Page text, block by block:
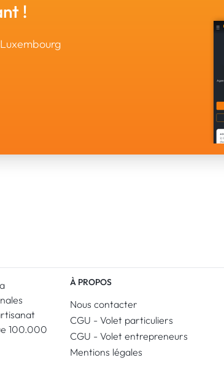
!
100.000
À PROPOS
Nous contacter
CGU - Volet particuliers
CGU - Volet entrepreneurs
Mentions légales